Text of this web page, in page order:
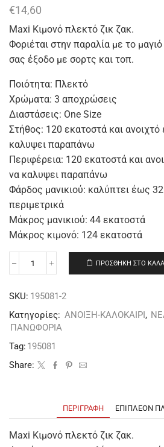
€14,60
Maxi Κιμονό πλεκτό ζικ ζακ.
Φοριέται στην παραλία με το
σας έξοδο με σορτς και τοπ.
Ποιότητα: Πλεκτό
Χρώματα: 3 αποχρώσεις
Διαστάσεις: One Size
Στήθος: 120 εκατοστά και ανοιχτό
καλυψει παραπάνω
Περιφέρεια: 120 εκατοστά και
να καλυψει παραπάνω
Φάρδος μανικιού: καλύπτει έως
περιμετρικά
Μάκρος μανικιού: 44 εκατοστά
Μάκρος κιμονό: 124 εκατοστά
ΠΡΟΣΘΉΚΗ ΣΤΟ
SKU: 195081-2
Κατηγορίες: ΑΝΟΙΞΗ-ΚΑΛΟΚΑΙΡΙ ,
ΠΑΝΩΦΟΡΙΑ
Tag: 195081
Share:
ΠΕΡΙΓΡΑΦΉ ΕΠΙΠΛΈΟΝ
Maxi Κιμονό πλεκτό ζικ ζακ.